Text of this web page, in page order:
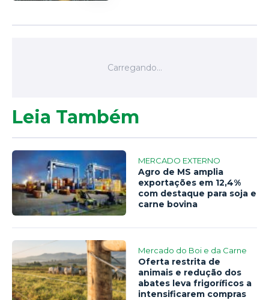
Leia Também
MERCADO EXTERNO
Agro de MS amplia
exportações em 12,4%
com destaque para soja e
carne bovina
Mercado do Boi e da Carne
Oferta restrita de
animais e redução dos
abates leva frigoríficos a
intensificarem compras